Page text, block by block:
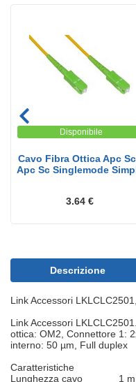
Disponibile
Cavo Fibra Ottica Apc
Apc Sc Singlemode
3.64 €
Descrizione
Link Accessori
Link Accessori
ottica: OM2, Connettore 1:
interno: 50 µm, Full duplex
Caratteristiche
Lunghezza cavo
1 m